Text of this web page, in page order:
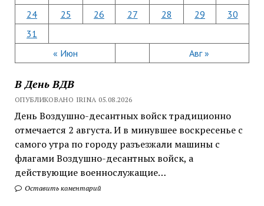
« Июн Авг »
24
25 26 27 28 29
30
31
В День ВДВ
ОПУБЛИКОВАНО IRINA 05.08.2026
День Воздушно-десантных войск традиционно
отмечается 2 августа. И в минувшее воскресенье с
самого утра по городу разъезжали машины с
флагами Воздушно-десантных войск, а
действующие военнослужащие…
Оставить коментарий